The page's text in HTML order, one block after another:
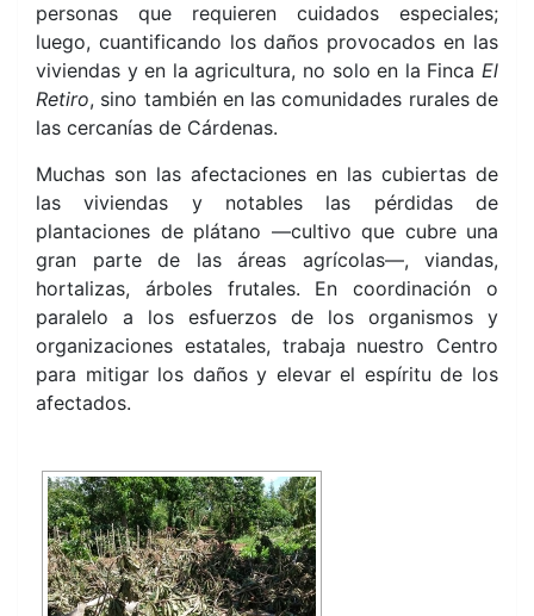
personas que requieren cuidados especiales;
luego, cuantificando los daños provocados en las
viviendas y en la agricultura, no solo en la Finca El
Retiro, sino también en las comunidades rurales de
las cercanías de Cárdenas.
Muchas son las afectaciones en las cubiertas de
las viviendas y notables las pérdidas de
plantaciones de plátano —cultivo que cubre una
gran parte de las áreas agrícolas—, viandas,
hortalizas, árboles frutales. En coordinación o
paralelo a los esfuerzos de los organismos y
organizaciones estatales, trabaja nuestro Centro
para mitigar los daños y elevar el espíritu de los
afectados.